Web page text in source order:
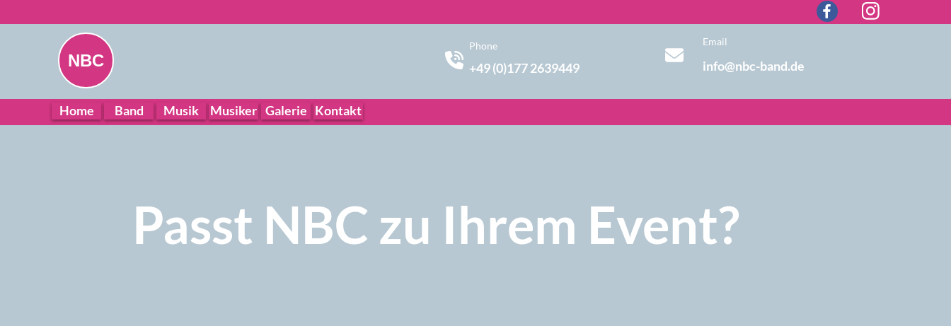
NBC
Phone
+49 (0)177 2639449
Email
info@nbc-band.de
Home Band Musik Musiker Galerie Kontakt
Passt NBC zu Ihrem Event?